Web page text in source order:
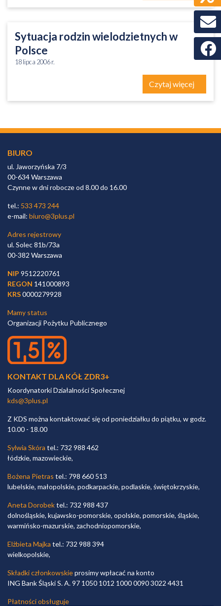
Sytuacja rodzin wielodzietnych w
Polsce
18 lipca 2006 r.
Czytaj więcej
BIURO
ul. Jaworzyńska 7/3
00-634 Warszawa
Czynne w dni robocze od 8.00 do 16.00
tel.: 533 473 244
e-mail: biuro@3plus.pl
Adres rejestrowy
ul. Solec 81b/73a
00-382 Warszawa
NIP 9512220761
REGON 141000893
KRS0000279928
Mamy status
Organizacji Pożytku Publicznego
KONTAKT DLA KÓŁ ZDR3+
Koordynatorki Działalności Społecznej
kds@3plus.pl
Z KDS można kontaktować się od poniedziałku do piątku, w godz.
10.00 - 18.00
Sylwia Skóra tel.: 732 988 462
łódzkie, mazowieckie,
Bożena Pietras tel.: 798 660 513
lubelskie, małopolskie, podkarpackie, podlaskie, świętokrzyskie,
Aneta Dorobektel.: 732 988 437
dolnośląskie, kujawsko-pomorskie, opolskie, pomorskie, śląskie,
warmińsko-mazurskie, zachodniopomorskie,
Elżbieta Majka tel.: 732 988 394
wielkopolskie,
Składki członkowskieprosimy wpłacać na konto
ING Bank Śląski S. A. 97 1050 1012 1000 0090 3022 4431
Płatności obsługuje